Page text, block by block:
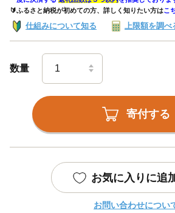
🔰ふるさと納税が初めての方、詳しく知りたい方はこ
仕組みについて知る 上限額を調べ
数量
寄付する
お気に入りに追
お問い合わせについ